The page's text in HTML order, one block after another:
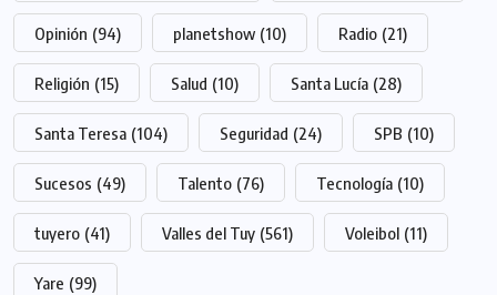
Opinión (94) planetshow (10) Radio (21)
Religión (15) Salud (10) Santa Lucía (28)
Santa Teresa (104) Seguridad (24) SPB (10)
Sucesos (49) Talento (76) Tecnología (10)
tuyero (41) Valles del Tuy (561) Voleibol (11)
Yare (99)